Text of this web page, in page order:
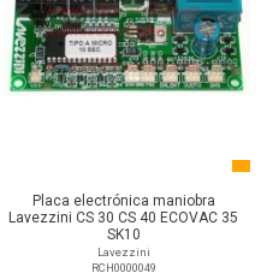
Placa electrónica maniobra
Lavezzini CS 30 CS 40 ECOVAC 35
SK10
Lavezzini
RCH0000049